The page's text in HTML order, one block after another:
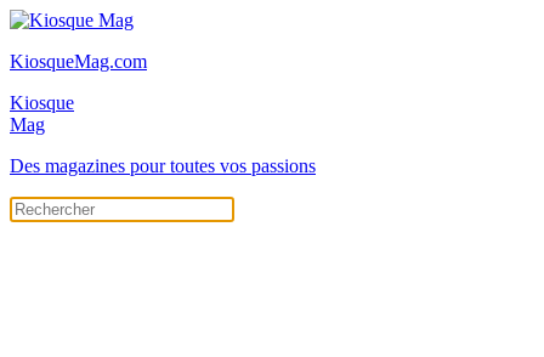
KiosqueMag.com
Kiosque
Mag
Des magazines pour toutes vos passions